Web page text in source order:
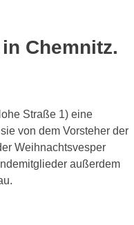
Chemnitz.
Straße 1) eine
von dem Vorsteher der
Weihnachtsvesper
außerdem